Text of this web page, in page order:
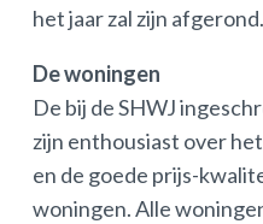
het jaar zal zijn afgerond.
De woningen
De bij de SHWJ
zijn enthousiast over
en de goede prijs-
woningen. Alle